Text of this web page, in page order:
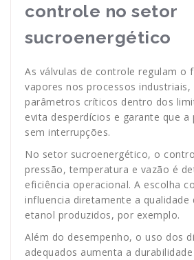
controle no setor
sucroenergético
As válvulas de controle regulam o
vapores nos processos industriais,
parâmetros críticos dentro dos
evita desperdícios e garante que
sem interrupções.
No setor sucroenergético, o
pressão, temperatura e vazão é
eficiência operacional. A escolha
influencia diretamente a qualidade
etanol produzidos, por exemplo.
Além do desempenho, o uso dos
adequados aumenta a